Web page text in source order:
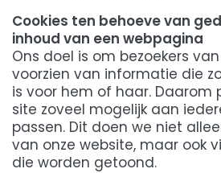
Cookies ten behoeve van
inhoud van een webpagina
Ons doel is om bezoekers
voorzien van informatie die
is voor hem of haar. Daarom
site zoveel mogelijk aan
passen. Dit doen we niet
van onze website, maar ook
die worden getoond.